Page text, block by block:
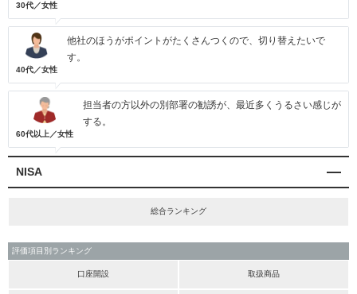
30代／女性
40代／女性
他社のほうがポイントがたくさんつくので、切り替えたいで
す。
60代以上／女性
担当者の方以外の別部署の勧誘が、最近多くうるさい感じが
する。
NISA
総合ランキング
評価項目別ランキング
口座開設 取扱商品